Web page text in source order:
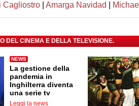
Cagliostro Amarga Navidad
DEL CINEMA E DELLA TELEVISIONE.
NEWS
La gestione della
pandemia in
Inghilterra diventa
una serie tv
Leggi la news